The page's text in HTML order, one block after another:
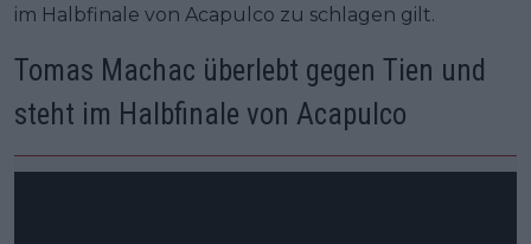
im Halbfinale von Acapulco zu schlagen gilt.
Tomas Machac überlebt gegen Tien und
steht im Halbfinale von Acapulco